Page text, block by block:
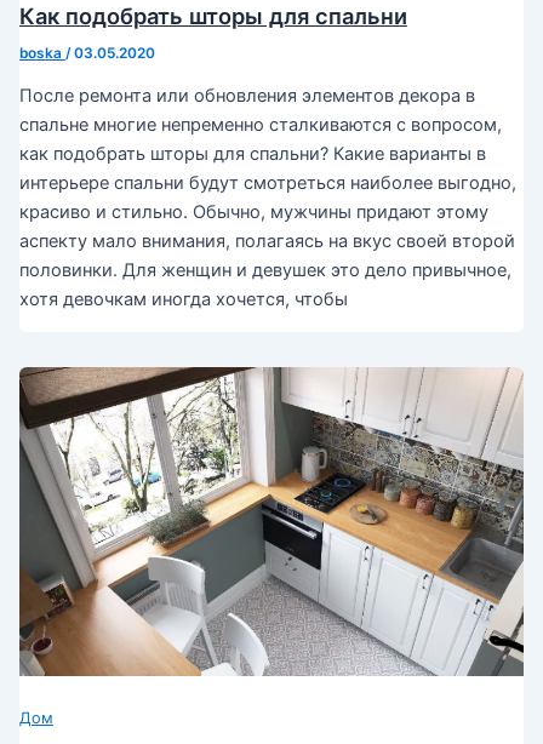
Как подобрать шторы для спальни
boska /03.05.2020
После ремонта или обновления элементов декора в
спальне многие непременно сталкиваются с вопросом,
как подобрать шторы для спальни? Какие варианты в
интерьере спальни будут смотреться наиболее выгодно,
красиво и стильно. Обычно, мужчины придают этому
аспекту мало внимания, полагаясь на вкус своей второй
половинки. Для женщин и девушек это дело привычное,
хотя девочкам иногда хочется, чтобы
Дом